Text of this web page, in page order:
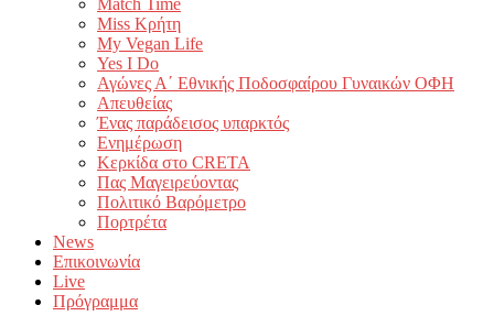
Match Time
Miss Κρήτη
My Vegan Life
Yes I Do
Αγώνες Α΄ Εθνικής Ποδοσφαίρου Γυναικών ΟΦΗ
Απευθείας
Ένας παράδεισος υπαρκτός
Ενημέρωση
Κερκίδα στο CRETA
Πας Μαγειρεύοντας
Πολιτικό Βαρόμετρο
Πορτρέτα
News
Επικοινωνία
Live
Πρόγραμμα